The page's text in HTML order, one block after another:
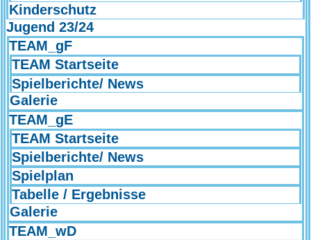
Kinderschutz
Jugend 23/24
TEAM_gF
TEAM Startseite
Spielberichte/ News
Galerie
TEAM_gE
TEAM Startseite
Spielberichte/ News
Spielplan
Tabelle / Ergebnisse
Galerie
TEAM_wD